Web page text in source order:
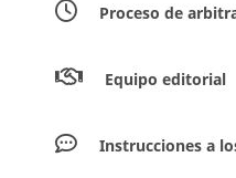
Proceso de
Equipo editorial
Instrucciones a